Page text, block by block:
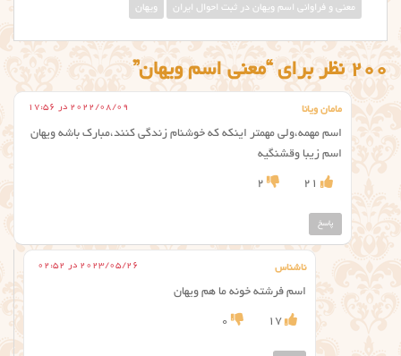
معنی و فراوانی اسم ویهان در ثبت احوال ایران ویهان
200 نظر برای “معنی اسم ویهان”
مامان ویانا 2022/08/09 در 17:56
اسم مهمه،ولی مهمتر اینکه که خوشنام زندگی کنند،مبارک باشه ویهان
اسم زیبا وقشنگیه
21
2
پاسخ
ناشناس 2023/05/26 در 02:52
اسم فرشته خونه ما هم ویهان
17
0